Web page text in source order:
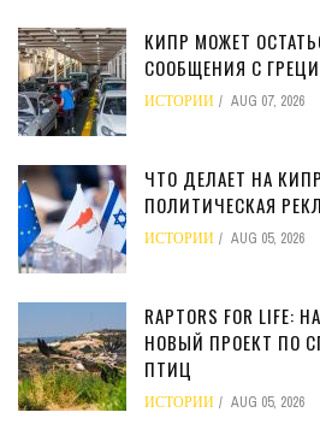
КИПР МОЖЕТ
СООБЩЕНИЯ С
ИСТОРИИ AUG 07, 2026
ЧТО ДЕЛАЕТ НА
ПОЛИТИЧЕСКАЯ
ИСТОРИИ AUG 05, 2026
RAPTORS FOR
НОВЫЙ ПРОЕКТ ПО
ПТИЦ
ИСТОРИИ AUG 05, 2026